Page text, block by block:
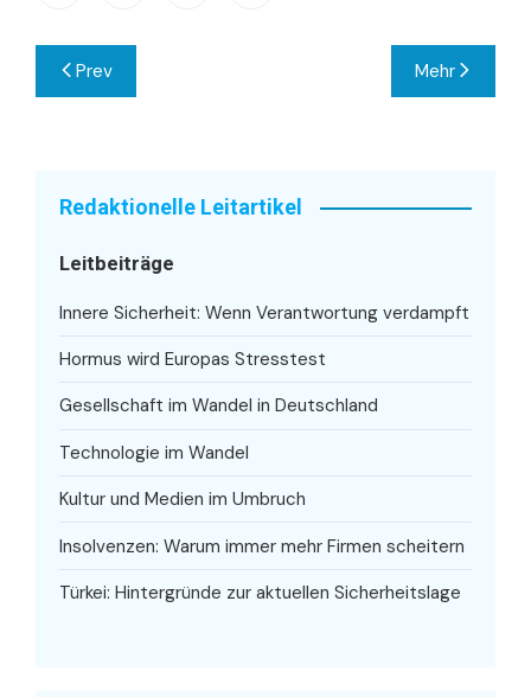
Beitragsnavigation
Prev Mehr
Redaktionelle Leitartikel
Leitbeiträge
Innere Sicherheit: Wenn Verantwortung verdampft
Hormus wird Europas Stresstest
Gesellschaft im Wandel in Deutschland
Technologie im Wandel
Kultur und Medien im Umbruch
Insolvenzen: Warum immer mehr Firmen scheitern
Türkei: Hintergründe zur aktuellen Sicherheitslage